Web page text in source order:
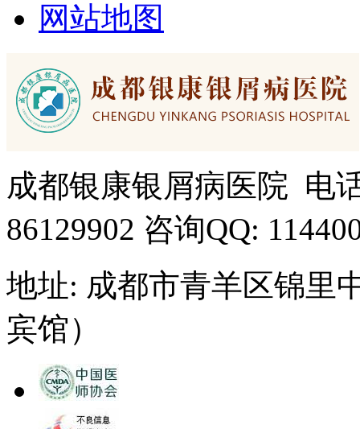
网站地图
成都银康银屑病医院 电
86129902 咨询QQ:
地址: 成都市青羊区锦里
宾馆）